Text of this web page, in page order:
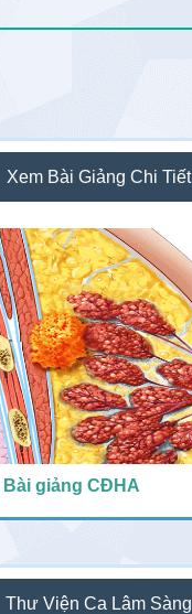
Xem Bài Giảng Chi Tiết
giảng CĐHA
Thư Viện Ca Lâm Sàng